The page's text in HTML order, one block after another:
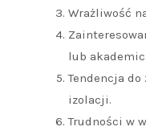
Wrażliwość
lub
Tendencja
izolacji.
Trudności w